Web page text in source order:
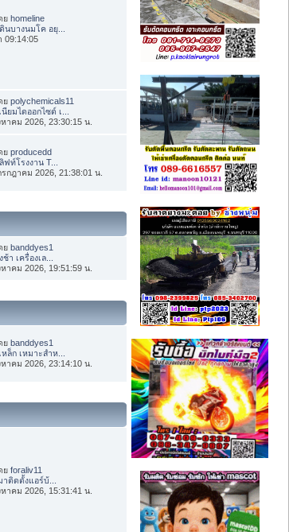
ยhomeline
นบางนมโค อยุ...
09:14:05
ยpolychemicals11
ยมไดออกไซด์ เ...
าคม 2026, 23:30:15 น.
ยproducedd
ท์โรงงาน T...
กฎาคม 2026, 21:38:01 น.
ยbanddyes1
า เครื่องเล...
าคม 2026, 19:51:59 น.
ยbanddyes1
ล็ก เหมาะสำห...
าคม 2026, 23:14:10 น.
ยforaliv11
าติดตั้งแอร์บ้...
าคม 2026, 15:31:41 น.